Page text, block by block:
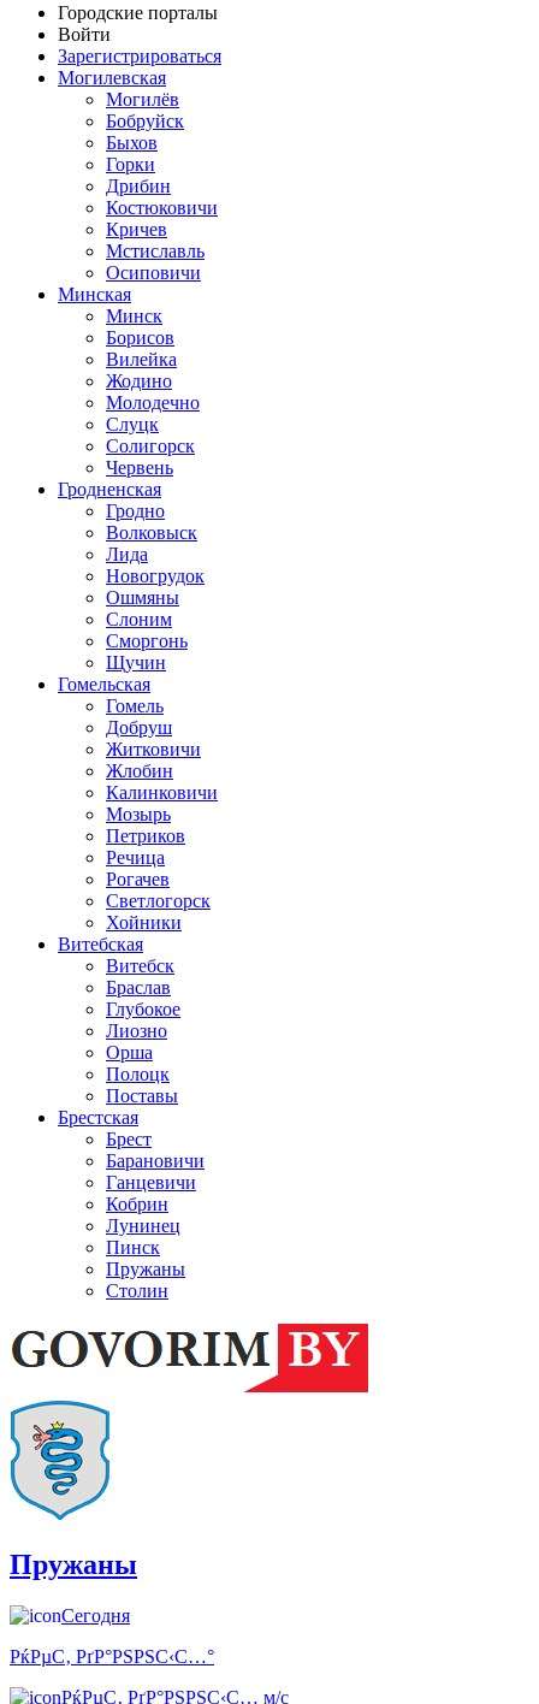
Городские порталы
Войти
Зарегистрироваться
Могилевская
Могилёв
Бобруйск
Быхов
Горки
Дрибин
Костюковичи
Кричев
Мстиславль
Осиповичи
Минская
Минск
Борисов
Вилейка
Жодино
Молодечно
Слуцк
Солигорск
Червень
Гродненская
Гродно
Волковыск
Лида
Новогрудок
Ошмяны
Слоним
Сморгонь
Щучин
Гомельская
Гомель
Добруш
Житковичи
Жлобин
Калинковичи
Мозырь
Петриков
Речица
Рогачев
Светлогорск
Хойники
Витебская
Витебск
Браслав
Глубокое
Лиозно
Орша
Полоцк
Поставы
Брестская
Брест
Барановичи
Ганцевичи
Кобрин
Лунинец
Пинск
Пружаны
Столин
Пружаны
Сегодня
РќРµС‚ РґР°РЅРЅС‹С…°
РќРµС‚ РґР°РЅРЅС‹С… м/с